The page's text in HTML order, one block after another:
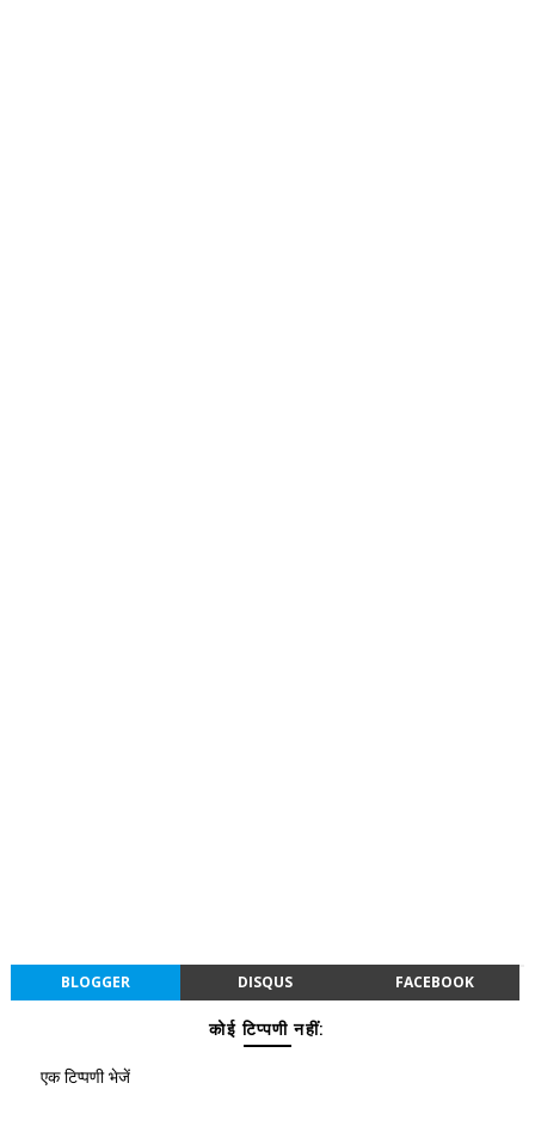
BLOGGER DISQUS FACEBOOK
कोई टिप्पणी नहीं:
एक टिप्पणी भेजें